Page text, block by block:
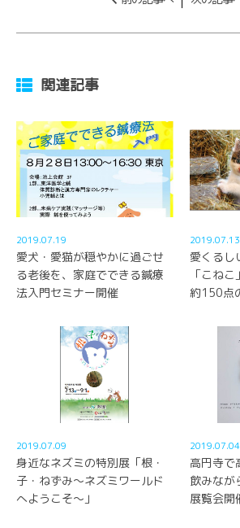
関連記事
2019.07.19
愛犬・愛猫が穏やかに過ごせ
る老後を、家庭でできる鍼療
法入門セミナー開催
2019.07.13
愛くるし
「こね
約150点
2019.07.09
身近なネズミの特別展「根・
子・ねずみ～ネズミワールド
へようこそ～」
2019.07.04
高円寺で
飲みなが
展覧会開